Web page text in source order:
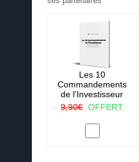
Les 10
Commandements
de l’Investisseur
9,90€ OFFERT